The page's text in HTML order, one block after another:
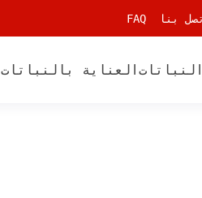
بنا FAQ
العناية بالنباتات